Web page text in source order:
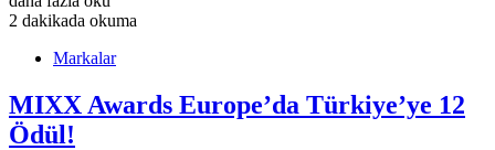
2 dakikada okuma
Markalar
MIXX Awards Europe’da Türkiye’ye 12
Ödül!